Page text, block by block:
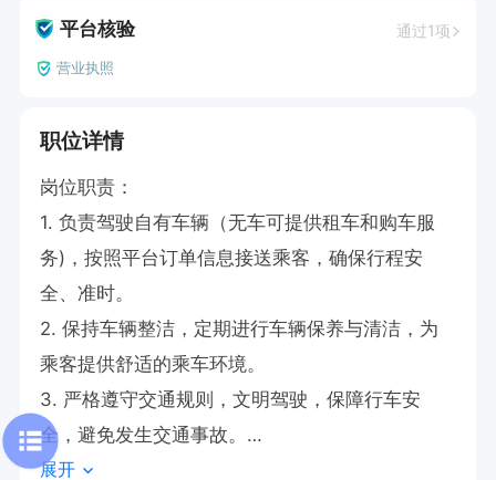
平台核验 通过1项
营业执照
职位详情
岗位职责：
1. 负责驾驶自有车辆（无车可提供租车和购车服
务)，按照平台订单信息接送乘客，确保行程安
全、准时。
2. 保持车辆整洁，定期进行车辆保养与清洁，为
乘客提供舒适的乘车环境。
3. 严格遵守交通规则，文明驾驶，保障行车安
全，避免发生交通事故。
4. 及时响应平台订单，高效完成接送任务，提升
展开